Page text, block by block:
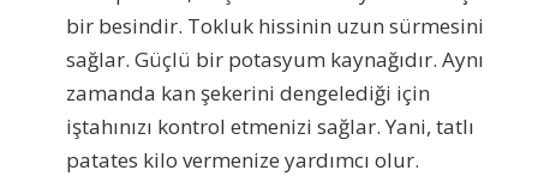
bir besindir. Tokluk hissinin uzun sürmesini
sağlar. Güçlü bir potasyum kaynağıdır. Aynı
zamanda kan şekerini dengelediği için
iştahınızı kontrol etmenizi sağlar. Yani, tatlı
patates kilo vermenize yardımcı olur.